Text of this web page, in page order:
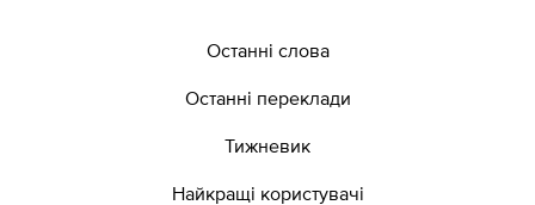
Останні слова
Останні переклади
Тижневик
Найкращі користувачі